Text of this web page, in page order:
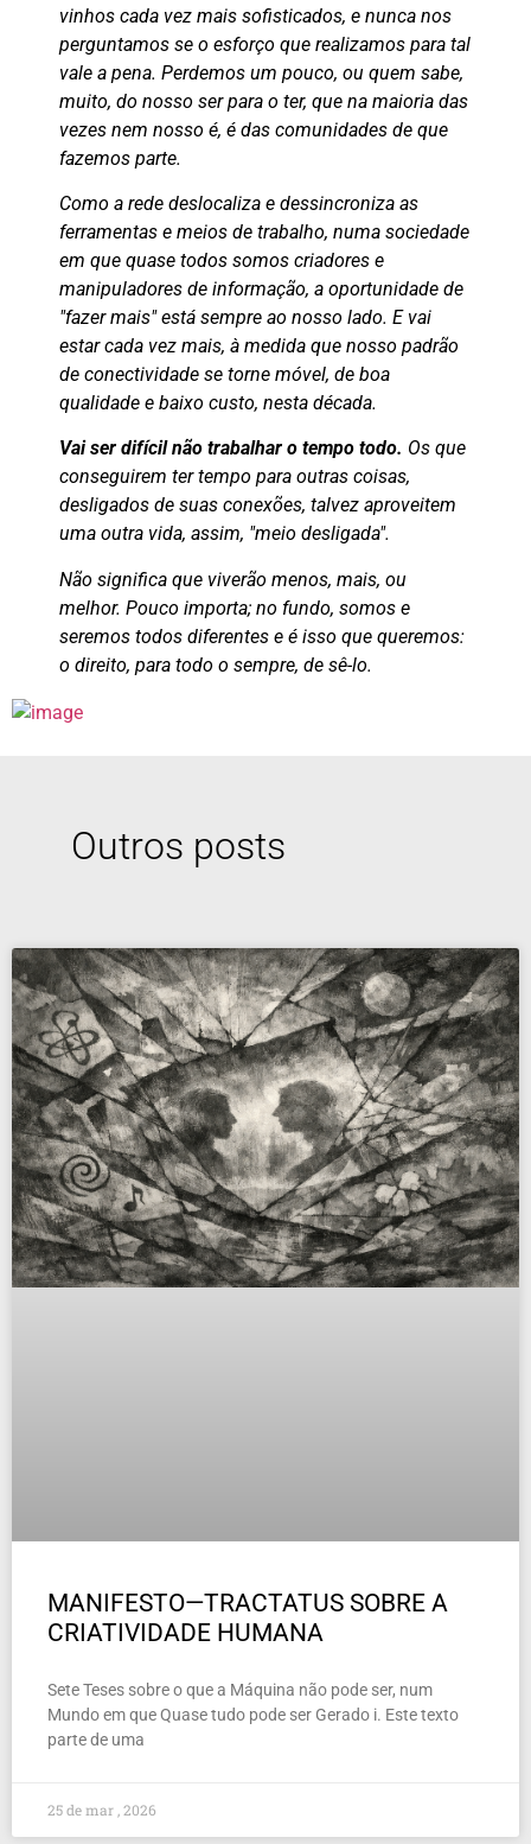
vinhos cada vez mais sofisticados, e nunca nos
perguntamos se o esforço que realizamos para tal
vale a pena. Perdemos um pouco, ou quem sabe,
muito, do nosso ser para o ter, que na maioria das
vezes nem nosso é, é das comunidades de que
fazemos parte.
Como a rede deslocaliza e dessincroniza as
ferramentas e meios de trabalho, numa sociedade
em que quase todos somos criadores e
manipuladores de informação, a oportunidade de
"fazer mais" está sempre ao nosso lado. E vai
estar cada vez mais, à medida que nosso padrão
de conectividade se torne móvel, de boa
qualidade e baixo custo, nesta década.
Vai ser difícil não trabalhar o tempo todo. Os que
conseguirem ter tempo para outras coisas,
desligados de suas conexões, talvez aproveitem
uma outra vida, assim, "meio desligada".
Não significa que viverão menos, mais, ou
melhor. Pouco importa; no fundo, somos e
seremos todos diferentes e é isso que queremos:
o direito, para todo o sempre, de sê-lo.
Outros posts
MANIFESTO—TRACTATUS SOBRE A
CRIATIVIDADE HUMANA
Sete Teses sobre o que a Máquina não pode ser, num
Mundo em que Quase tudo pode ser Gerado i. Este texto
parte de uma
25 de mar , 2026